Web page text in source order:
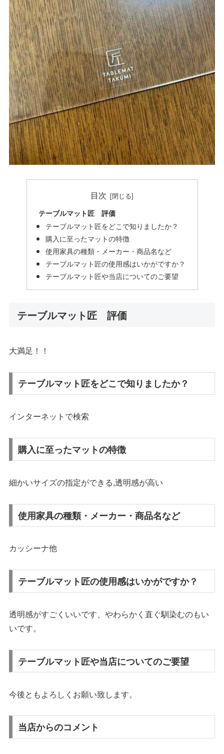
目次
テーブルマット匠 評価
テーブルマット匠をどこで知りましたか？
購入に至ったマットの特徴
使用家具の種類・メーカー・商品名など
テーブルマット匠の使用感はいかがですか？
テーブルマット匠や当店についてのご要望
テーブルマット匠 評価
大満足！！
テーブルマット匠をどこで知りましたか？
インターネットで検索
購入に至ったマットの特徴
細かいサイズの指定ができる,透明感が高い
使用家具の種類・メーカー・商品名など
カッシーナ他
テーブルマット匠の使用感はいかがですか？
透明感がすごくいいです、やわらかく直ぐ馴染むのもい
いです。
テーブルマット匠や当店についてのご要望
今後ともよろしくお願い致します。
当店からのコメント